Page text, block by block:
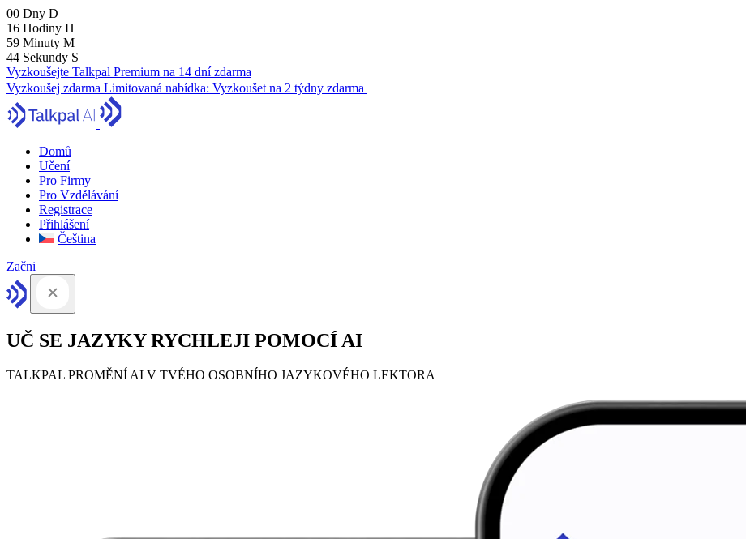
00 Dny D
16 Hodiny H
59 Minuty M
43 Sekundy S
Vyzkoušejte Talkpal Premium na 14 dní zdarma
Vyzkoušej zdarma Limitovaná nabídka: Vyzkoušet na 2 týdny zdarma
Domů
Učení
Pro Firmy
Pro Vzdělávání
Registrace
Přihlášení
Čeština
Začni
UČ SE JAZYKY RYCHLEJI POMOCÍ AI
TALKPAL PROMĚNÍ AI V TVÉHO OSOBNÍHO JAZYKOVÉHO LEKTORA